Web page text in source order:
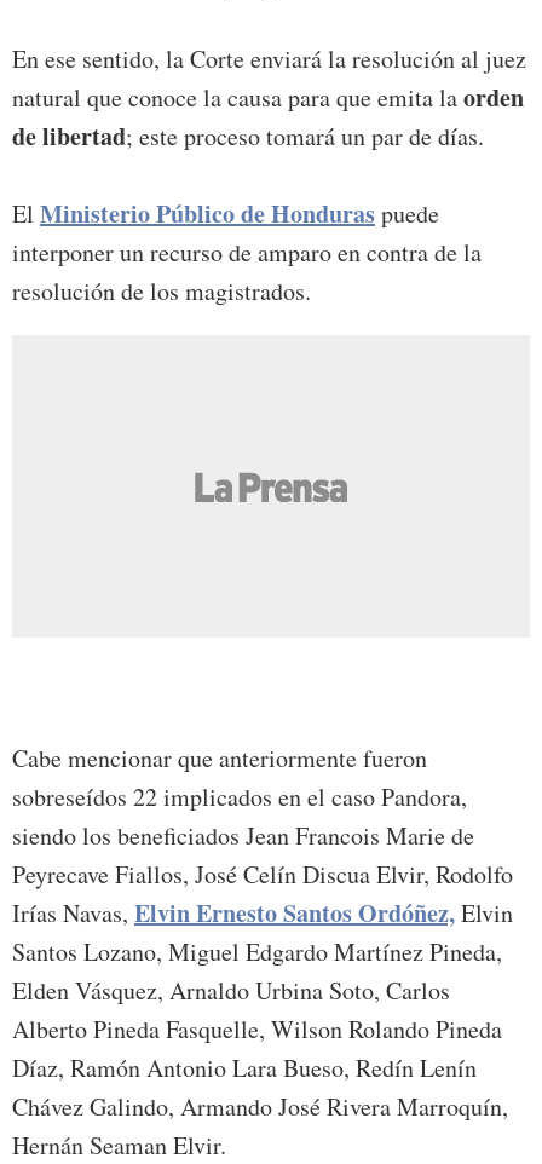
En ese sentido, la Corte enviará la resolución al juez
natural que conoce la causa para que emita laorden
de libertad; este proceso tomará un par de días.
El Ministerio Público de Honduraspuede
interponer un recurso de amparo en contra de la
resolución de los magistrados.
Cabe mencionar que anteriormente fueron
sobreseídos 22 implicados en el caso Pandora,
siendo los beneficiados Jean Francois Marie de
Peyrecave Fiallos, José Celín Discua Elvir, Rodolfo
Irías Navas, Elvin Ernesto Santos Ordóñez,Elvin
Santos Lozano, Miguel Edgardo Martínez Pineda,
Elden Vásquez, Arnaldo Urbina Soto, Carlos
Alberto Pineda Fasquelle, Wilson Rolando Pineda
Díaz, Ramón Antonio Lara Bueso, Redín Lenín
Chávez Galindo, Armando José Rivera Marroquín,
Hernán Seaman Elvir.